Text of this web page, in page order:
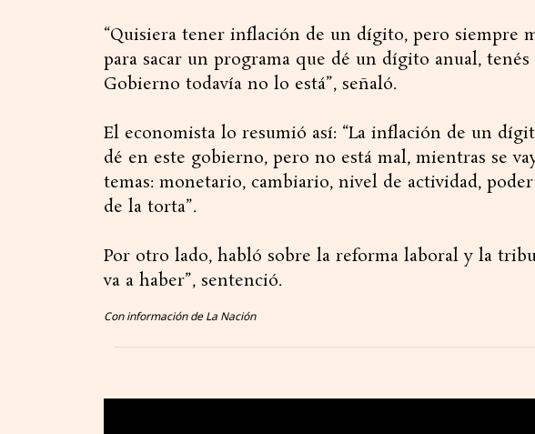
“Quisiera tener inflación de un dígito, pero siempre
para sacar un programa que dé un dígito anual,
Gobierno todavía no lo está”, señaló.
El economista lo resumió así: “La inflación de un
dé en este gobierno, pero no está mal, mientras se
temas: monetario, cambiario, nivel de actividad,
de la torta”.
Por otro lado, habló sobre la reforma laboral y la
va a haber”, sentenció.
Con información de La Nación